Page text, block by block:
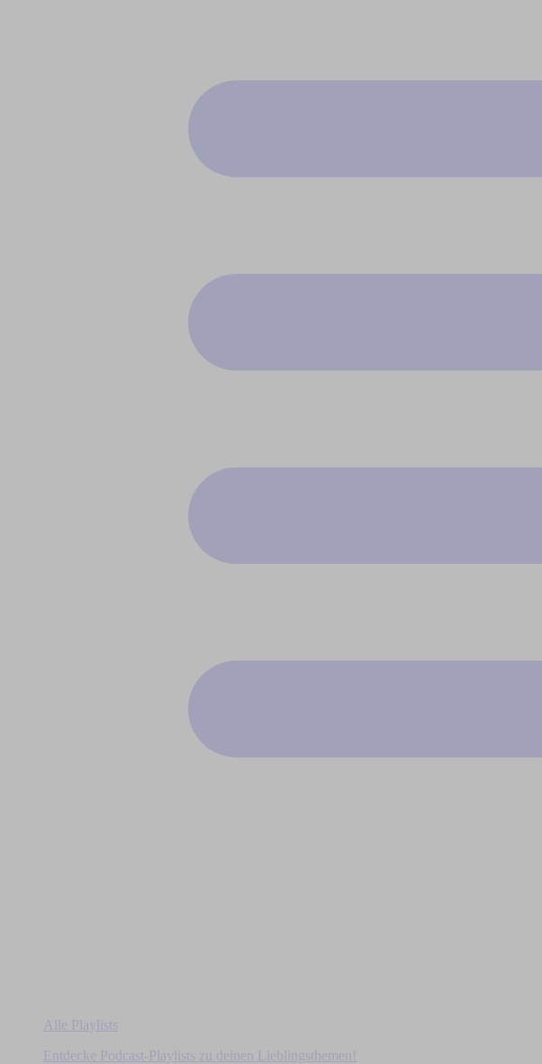
Alle Playlists
Entdecke Podcast-Playlists zu deinen Lieblingsthemen!